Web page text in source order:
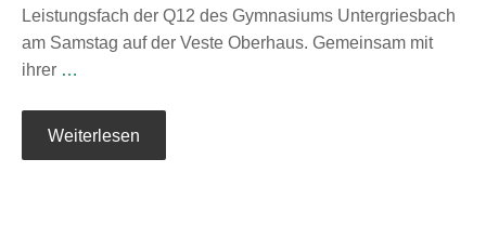
Leistungsfach der Q12 des Gymnasiums Untergriesbach
am Samstag auf der Veste Oberhaus. Gemeinsam mit
ihrer …
Weiterlesen